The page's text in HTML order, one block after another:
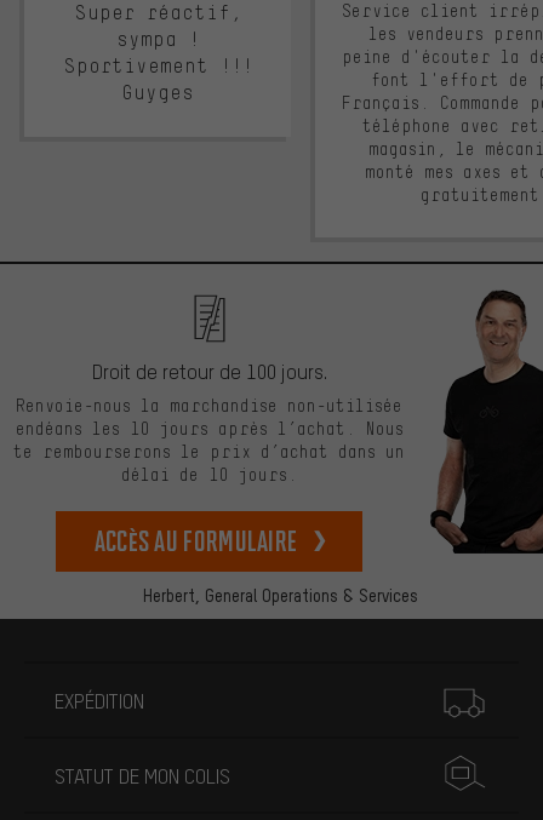
Super réactif,
sympa !
Sportivement !!!
Guyges
Service client
les vendeurs
peine d'écouter la
font l'effort de
Français. Commande
téléphone avec
magasin, le
monté mes axes et
Herbert, General Operations & Services
Droit de retour de 100 jours.
Renvoie-nous la marchandise non-utilisée
endéans les 10 jours après l’achat. Nous
te rembourserons le prix d’achat dans un
délai de 10 jours.
Accès au formulaire
EXPÉDITION
STATUT DE MON COLIS